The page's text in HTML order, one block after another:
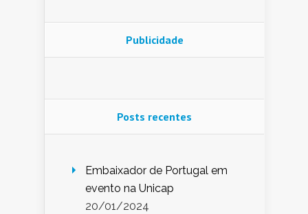
Publicidade
Posts recentes
Embaixador de Portugal em
evento na Unicap
20/01/2024